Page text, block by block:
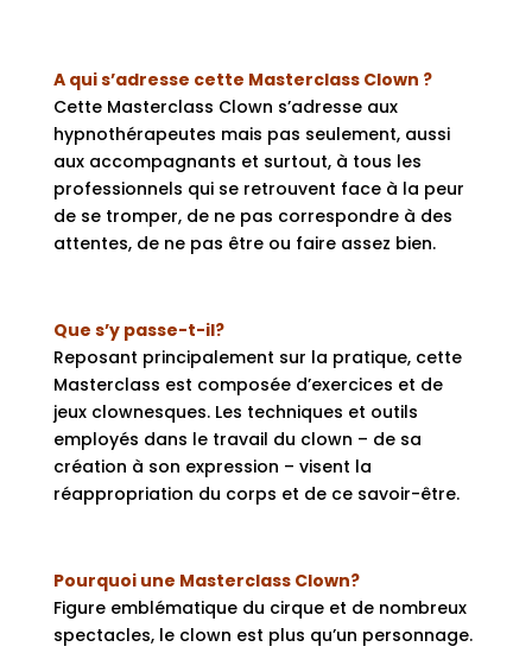
A qui s’adresse cette Masterclass Clown ?
Cette Masterclass Clown s’adresse aux
hypnothérapeutes mais pas seulement, aussi
aux accompagnants et surtout, à tous les
professionnels qui se retrouvent face à la peur
de se tromper, de ne pas correspondre à des
attentes, de ne pas être ou faire assez bien.
Que s’y passe-t-il?
Reposant principalement sur la pratique, cette
Masterclass est composée d’exercices et de
jeux clownesques. Les techniques et outils
employés dans le travail du clown – de sa
création à son expression – visent la
réappropriation du corps et de ce savoir-être.
Pourquoi une Masterclass Clown?
Figure emblématique du cirque et de nombreux
spectacles, le clown est plus qu’un personnage.